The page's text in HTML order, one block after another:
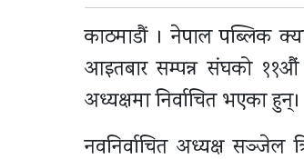
काठमाडौं । नेपाल पब्लिक
आइतबार सम्पन्न संघको ११औं
अध्यक्षमा निर्वाचित भएका हुन्।
नवनिर्वाचित अध्यक्ष सञ्जेल